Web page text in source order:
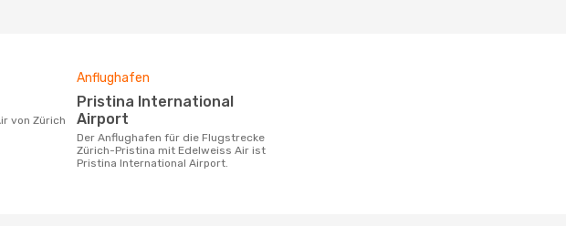
Anflughafen
Pristina International
Airport
Der Anflughafen für die Flugstrecke
Zürich-Pristina mit Edelweiss Air ist
Pristina International Airport.